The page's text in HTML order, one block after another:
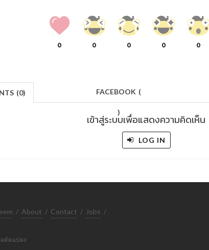
0 0 0 0 0
(0) FACEBOOK (
)
เข้าสู่ระบบเพื่อแสดงความคิดเห็น
LOG IN
/ About / Contact / Jobs /
ดัดแปลง